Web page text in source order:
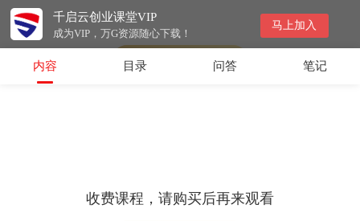
千启云创业课堂VIP
成为VIP，万G资源随心下载！
马上加入
收费课程，购买后即可解锁观看
内容 目录 问答 笔记
收费课程，请购买后再来观看